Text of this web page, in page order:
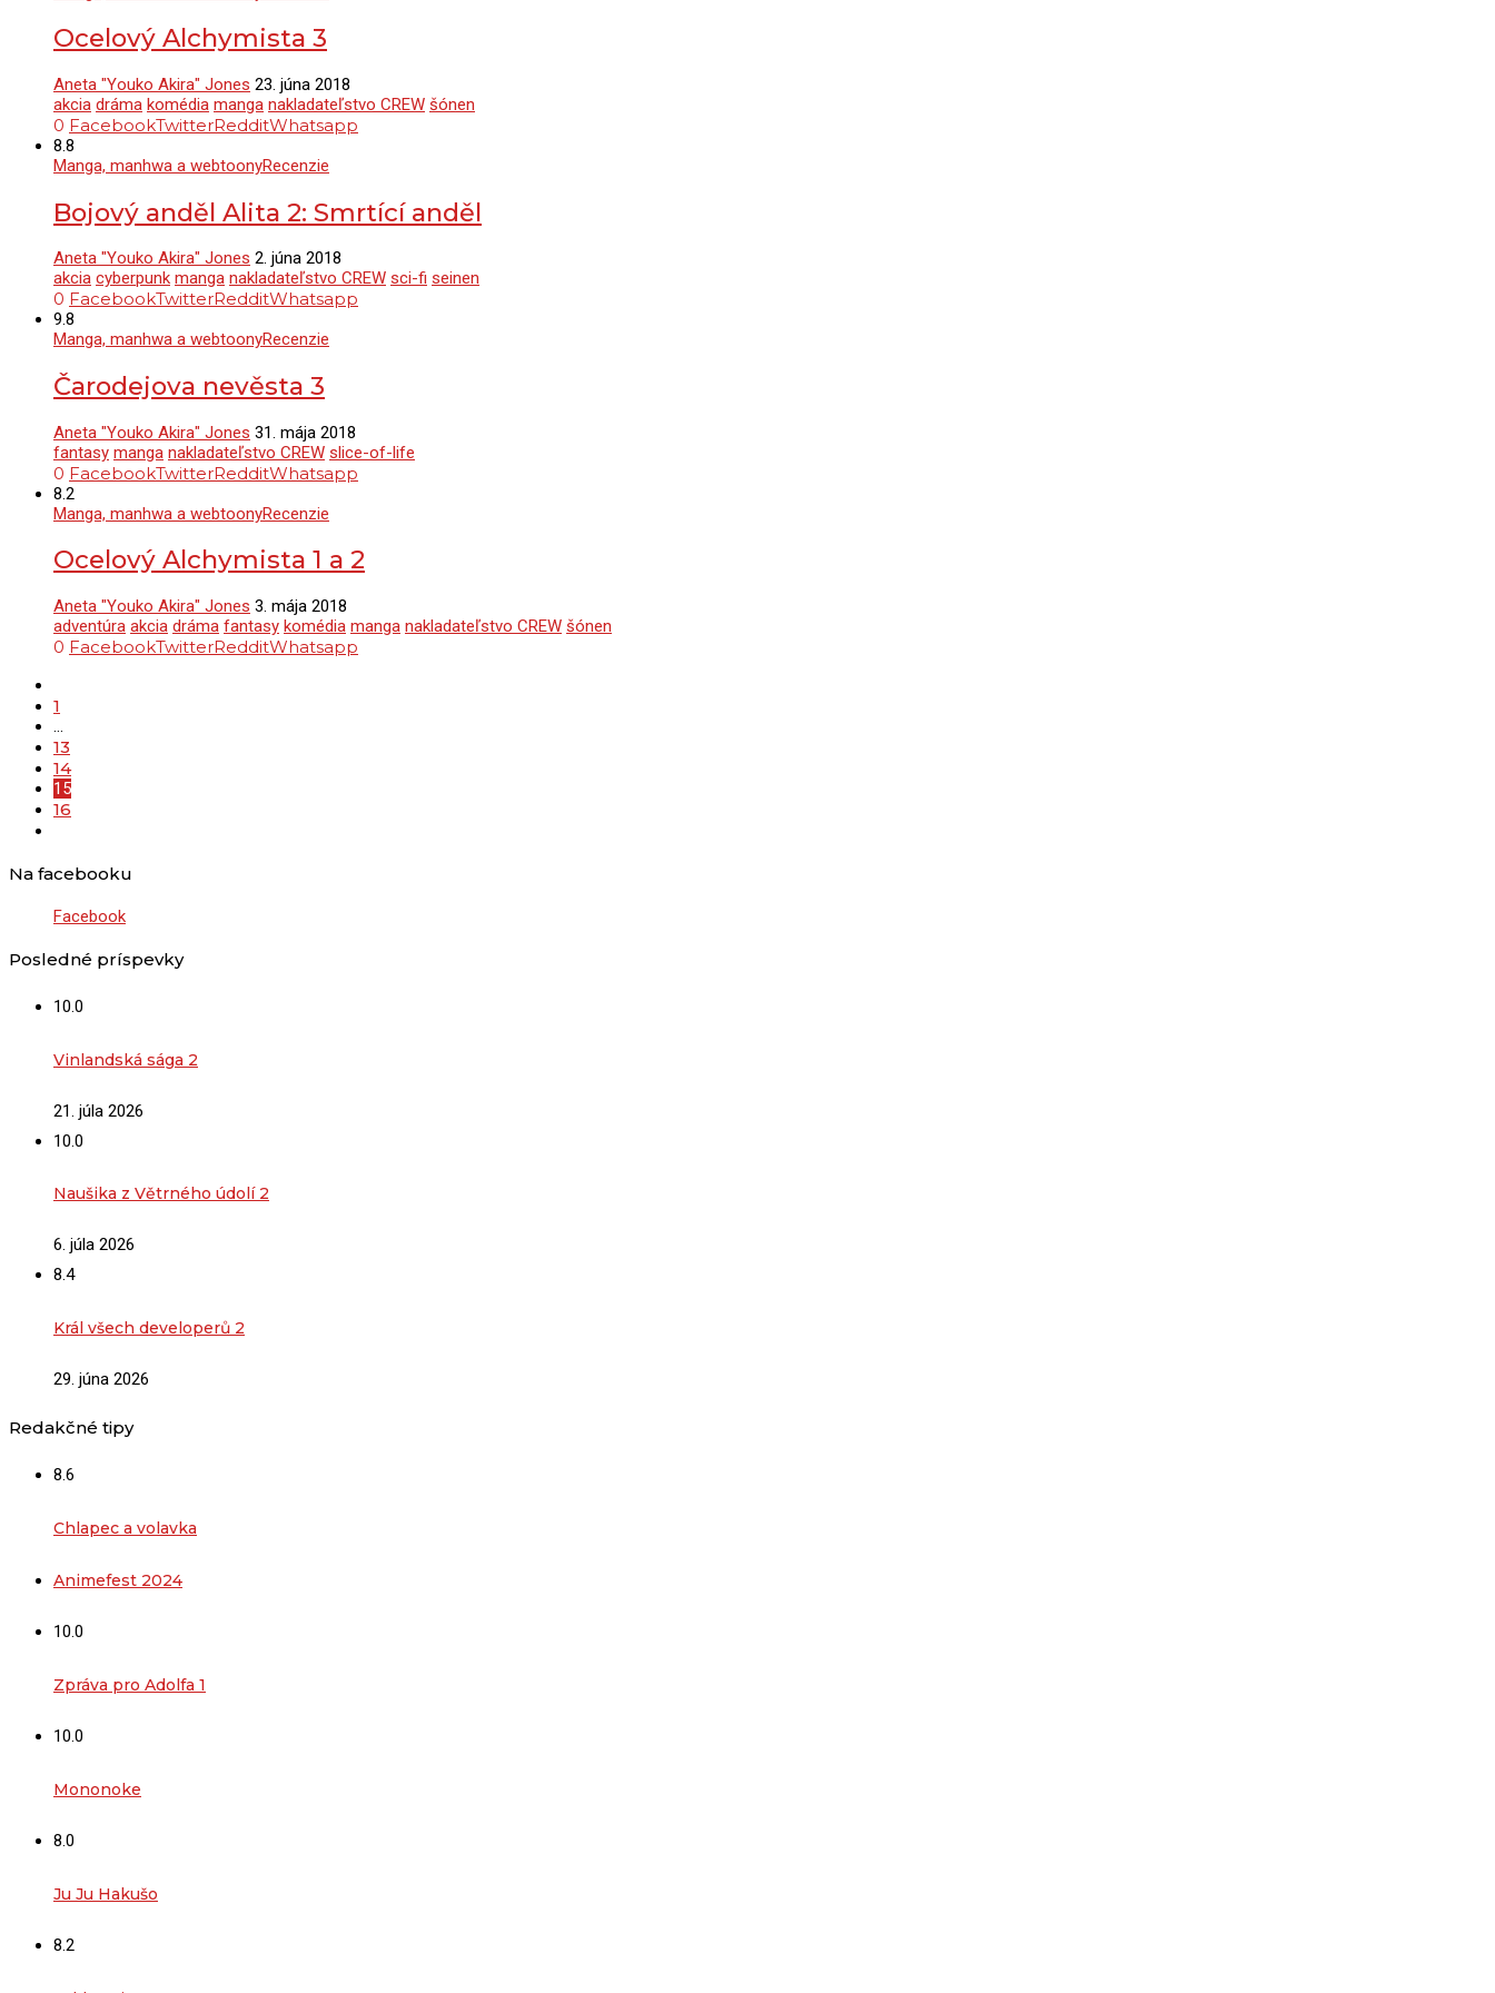
Ocelový Alchymista 3
Aneta "Youko Akira" Jones 23. júna 2018
akcia dráma komédia manga nakladateľstvo CREW šónen
0 FacebookTwitterRedditWhatsapp
8.8
Manga, manhwa a webtoonyRecenzie
Bojový anděl Alita 2: Smrtící anděl
Aneta "Youko Akira" Jones 2. júna 2018
akcia cyberpunk manga nakladateľstvo CREW sci-fi seinen
0 FacebookTwitterRedditWhatsapp
9.8
Manga, manhwa a webtoonyRecenzie
Čarodejova nevěsta 3
Aneta "Youko Akira" Jones 31. mája 2018
fantasy manga nakladateľstvo CREW slice-of-life
0 FacebookTwitterRedditWhatsapp
8.2
Manga, manhwa a webtoonyRecenzie
Ocelový Alchymista 1 a 2
Aneta "Youko Akira" Jones 3. mája 2018
adventúra akcia dráma fantasy komédia manga nakladateľstvo CREW šónen
0 FacebookTwitterRedditWhatsapp
1
…
13
14
15
16
Na facebooku
Facebook
Posledné príspevky
10.0
Vinlandská sága 2
21. júla 2026
10.0
Naušika z Větrného údolí 2
6. júla 2026
8.4
Král všech developerů 2
29. júna 2026
Redakčné tipy
8.6
Chlapec a volavka
Animefest 2024
10.0
Zpráva pro Adolfa 1
10.0
Mononoke
8.0
Ju Ju Hakušo
8.2